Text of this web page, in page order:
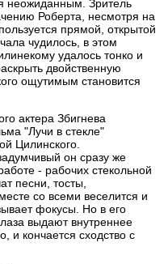
неожиданным. Зритель
Роберта, несмотря на
прямой, открытой
чудилось, в этом
удалось тонко и
двойственную
ощутимым становится
актера Збигнева
"Лучи в стекле"
Цилинского.
он сразу же
- рабочих стекольной
песни, тосты,
со всеми веселится и
фокусы. Но в его
выдают внутреннее
и кончается сходство с